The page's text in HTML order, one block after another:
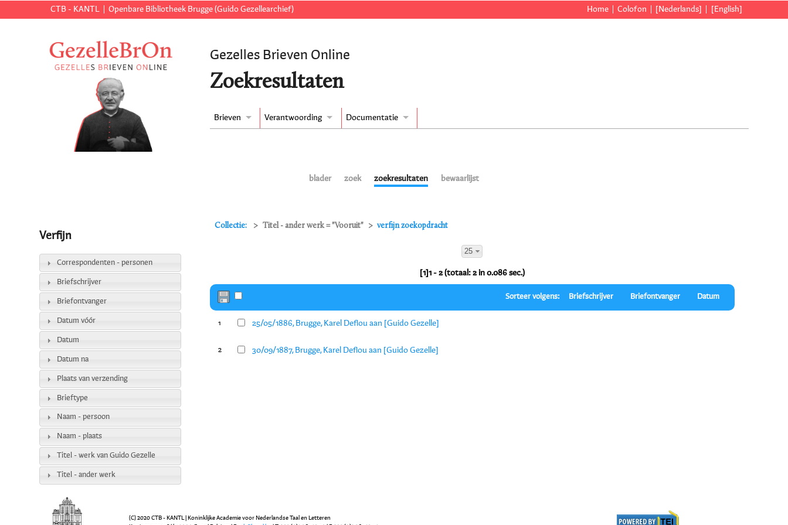
CTB - KANTL Openbare Bibliotheek Brugge (Guido Gezellearchief) Home Colofon [Nederlands] [English]
Gezelles Brieven Online
Zoekresultaten
Brieven Verantwoording Documentatie
blader zoek zoekresultaten bewaarlijst
Collectie: Titel - ander werk = "Vooruit" verfijn zoekopdracht
25
[1]1 - 2 (totaal: 2 in 0.086 sec.)
Sorteer volgens: Briefschrijver Briefontvanger Datum
1 25/05/1886, Brugge, Karel Deflou aan [Guido Gezelle]
2 30/09/1887, Brugge, Karel Deflou aan [Guido Gezelle]
Verfijn
Correspondenten - personen
Briefschrijver
Briefontvanger
Datum vóór
Datum
Datum na
Plaats van verzending
Brieftype
Naam - persoon
Naam - plaats
Titel - werk van Guido Gezelle
Titel - ander werk
(C) 2020 CTB - KANTL | Koninklijke Academie voor Nederlandse Taal en Letteren